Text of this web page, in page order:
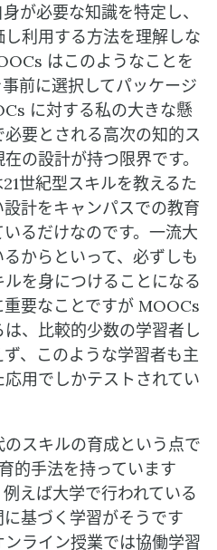
が必要な知識を特定し、
利用する方法を理解しな
はこのようなことを
前に選択してパッケージ
に対する私の大きな懸
要とされる高次の知的ス
の設計が持つ限界です。
世紀型スキルを教えるた
計をキャンパスでの教育
るだけなのです。一流大
からといって、必ずしも
を身につけることになる
要なことですが MOOCs
、比較的少数の学習者し
、このような学習者も主
用でしかテストされてい
スキルの育成という点で
的手法を持っています
えば大学で行われている
基づく学習がそうです
ライン授業では協働学習